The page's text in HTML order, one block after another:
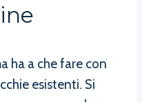
ha a che fare con
esistenti. Si